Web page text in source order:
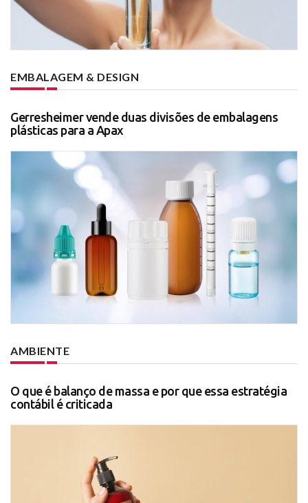
EMBALAGEM & DESIGN
Gerresheimer vende duas divisões de embalagens
plásticas para a Apax
AMBIENTE
O que é balanço de massa e por que essa estratégia
contábil é criticada